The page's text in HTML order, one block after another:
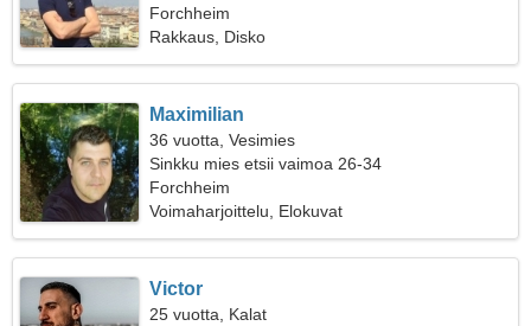
Forchheim
Rakkaus, Disko
Maximilian
36 vuotta, Vesimies
Sinkku mies etsii vaimoa 26-34
Forchheim
Voimaharjoittelu, Elokuvat
Victor
25 vuotta, Kalat